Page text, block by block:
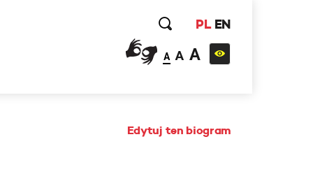
PL EN
A A A
Edytuj ten biogram